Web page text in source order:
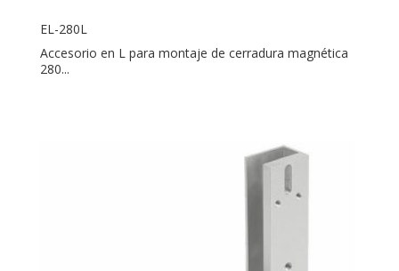
EL-280L
Accesorio en L para montaje de cerradura magnética
280...